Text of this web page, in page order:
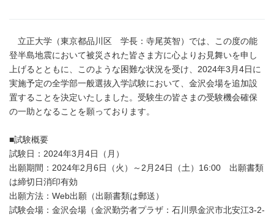
立正大学（東京都品川区 学長：寺尾英智）では、この度の能
登半島地震において被災された皆さま方に心よりお見舞いを申し
上げるとともに、このような困難な状況を受け、2024年3月4日に
実施予定の全学部一般選抜入学試験において、金沢会場を追加設
置することを決定いたしました。受験生の皆さまの受験機会確保
の一助となることを願っております。
■試験概要
試験日：2024年3月4日（月）
出願期間：2024年2月6日（火）～2月24日（土）16:00 出願書類
は締切日消印有効
出願方法：Web出願（出願書類は郵送）
試験会場：金沢会場（金沢勤労者プラザ：石川県金沢市北安江3-2-